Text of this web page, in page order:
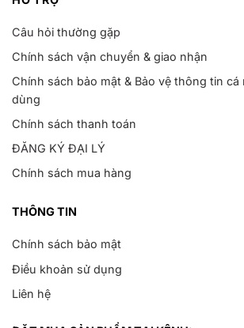
Câu hỏi thường gặp
Chính sách vận chuyển & giao nhận
Chính sách bảo mật & Bảo vệ thông tin cá
dùng
Chính sách thanh toán
ĐĂNG KÝ ĐẠI LÝ
Chính sách mua hàng
THÔNG TIN
Chính sách bảo mật
Điều khoản sử dụng
Liên hệ